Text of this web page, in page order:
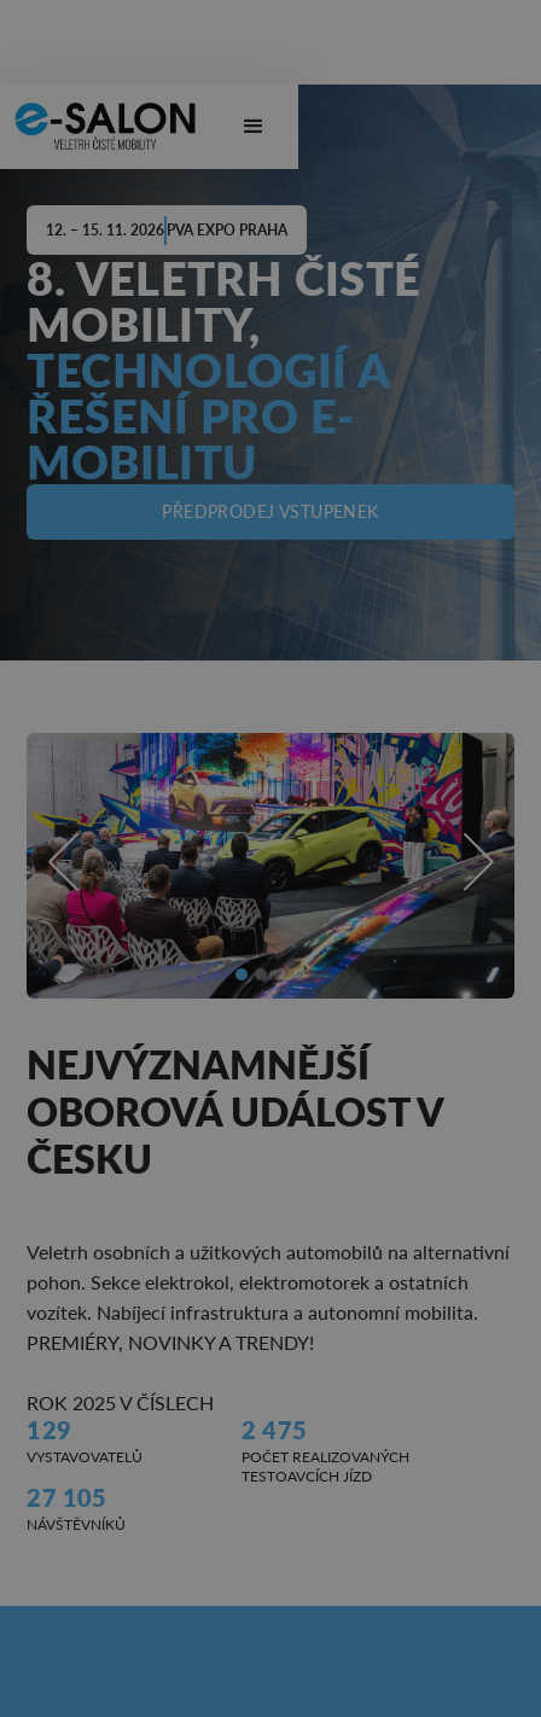
12. – 15. 11. 2026PVA EXPO PRAHA
8. VELETRH ČISTÉ
MOBILITY,
TECHNOLOGIÍ A
ŘEŠENÍ PRO E-
MOBILITU
PŘEDPRODEJ VSTUPENEK
NEJVÝZNAMNĚJŠÍ
OBOROVÁ UDÁLOST V
ČESKU
Veletrh osobních a užitkových automobilů na alternativní
pohon. Sekce elektrokol, elektromotorek a ostatních
vozítek. Nabíjecí infrastruktura a autonomní mobilita.
PREMIÉRY, NOVINKY A TRENDY!
ROK 2025 V ČÍSLECH
129
VYSTAVOVATELŮ
2 475
POČET REALIZOVANÝCH
TESTOAVCÍCH JÍZD
27 105
NÁVŠTĚVNÍKŮ